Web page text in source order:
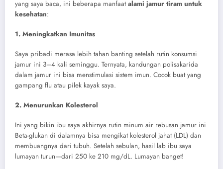
yang saya baca, ini beberapa manfaatalami jamur tiram untuk
kesehatan:
1. Meningkatkan Imunitas
Saya pribadi merasa lebih tahan banting setelah rutin konsumsi
jamur ini 3–4 kali seminggu. Ternyata, kandungan polisakarida
dalam jamur ini bisa menstimulasi sistem imun. Cocok buat yang
gampang flu atau pilek kayak saya.
2. Menurunkan Kolesterol
Ini yang bikin ibu saya akhirnya rutin minum air rebusan jamur ini
Beta-glukan di dalamnya bisa mengikat kolesterol jahat (LDL) dan
membuangnya dari tubuh. Setelah sebulan, hasil lab ibu saya
lumayan turun—dari 250 ke 210 mg/dL. Lumayan banget!